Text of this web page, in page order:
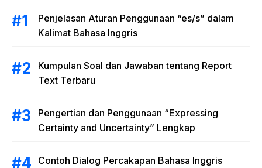
Penjelasan Aturan Penggunaan “es/s” dalam
Kalimat Bahasa Inggris
Kumpulan Soal dan Jawaban tentang Report
Text Terbaru
Pengertian dan Penggunaan “Expressing
Certainty and Uncertainty” Lengkap
Contoh Dialog Percakapan Bahasa Inggris